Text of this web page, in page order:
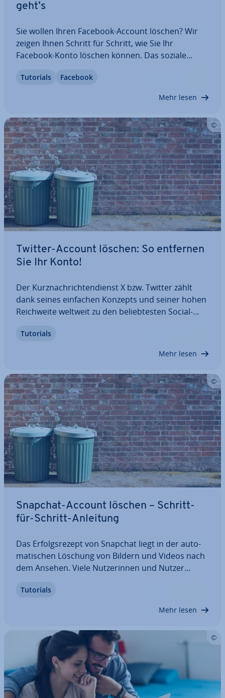
geht’s
Sie wollen Ihren Facebook-Account löschen? Wir
zeigen Ihnen Schritt für Schritt, wie Sie Ihr
Facebook-Konto löschen können. Das soziale
mehr Nutzende empfinden den Zeit­ver­treib in­zwi­
Tutorials Facebook
Mehr lesen
Twitter-Account löschen: So entfernen
Sie Ihr Konto!
Der Kurz­nach­rich­ten­dienst X bzw. Twitter zählt
dank seines einfachen Konzepts und seiner hohen
Reich­wei­te weltweit zu den be­lieb­tes­ten Social-
schutz, weist die Plattform jedoch die typischen
Tutorials
Mehr lesen
Snapchat-Account löschen – Schritt-
für-Schritt-Anleitung
Das Er­folgs­re­zept von Snapchat liegt in der au­to­
ma­ti­schen Löschung von Bildern und Videos nach
dem Ansehen. Viele Nut­ze­rin­nen und Nutzer
Account löschen, oft aufgrund des frag­wür­di­gen
Tutorials
Mehr lesen